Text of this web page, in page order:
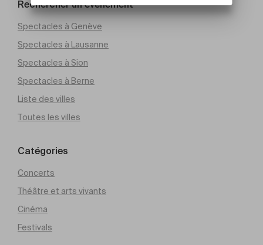
Rechercher un évènement
Spectacles à Genève
Spectacles à Lausanne
Spectacles à Sion
Spectacles à Berne
Liste des villes
Toutes les villes
Catégories
Concerts
Théâtre et arts vivants
Cinéma
Festivals